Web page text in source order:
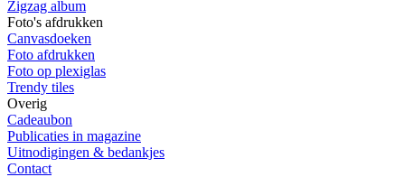
Zigzag album
Foto's afdrukken
Canvasdoeken
Foto afdrukken
Foto op plexiglas
Trendy tiles
Overig
Cadeaubon
Publicaties in magazine
Uitnodigingen & bedankjes
Contact